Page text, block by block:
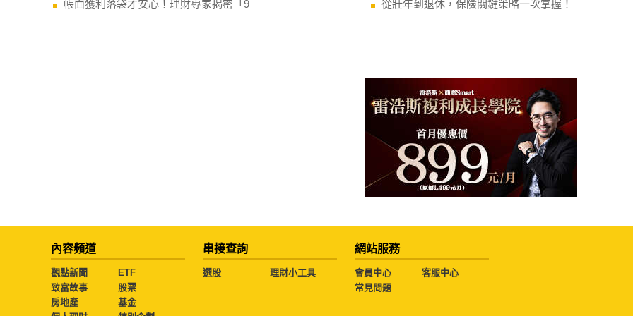
帳面獲利落袋才安心！理財專家揭密「9 從壯年到退休，保險關鍵策略一次掌握！
內容頻道
觀點新聞
ETF
致富故事
股票
房地產
基金
串接查詢
選股 理財小工具
網站服務
會員中心
客服中心
常見問題